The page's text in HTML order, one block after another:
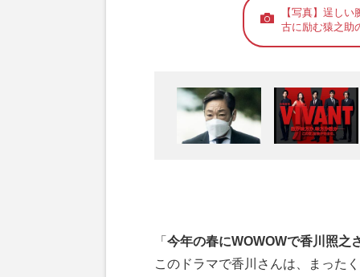
【写真】逞し
古に励む猿之助
「 今年の春にWOWOWで香川照之
このドラマで香川さんは、まった